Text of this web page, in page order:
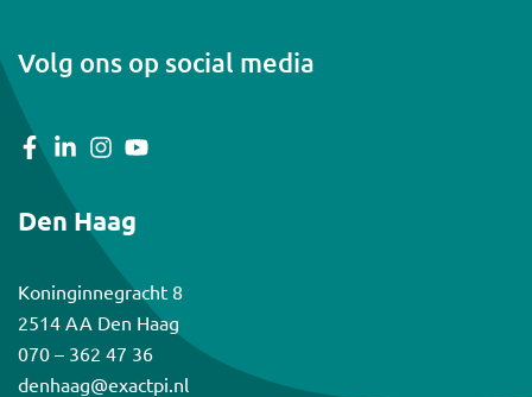
Volg ons op social media
Den Haag
Koninginnegracht 8
2514 AA Den Haag
070 – 362 47 36
denhaag@exactpi.nl